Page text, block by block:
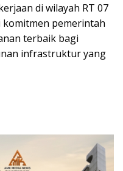
di wilayah RT 07
komitmen pemerintah
terbaik bagi
infrastruktur yang